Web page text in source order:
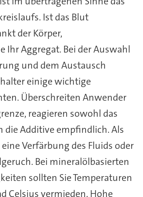
Ist das Blut
der Körper,
Ihr Aggregat. Bei der Auswahl
und dem Austausch
einige wichtige
Überschreiten Anwender
reagieren sowohl das
die Additive empfindlich. Als
Verfärbung des Fluids oder
Bei mineralölbasierten
sollten Sie Temperaturen
Celsius vermieden. Hohe